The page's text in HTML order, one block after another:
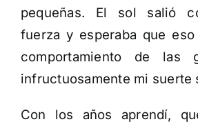
pequeñas. El sol salió
fuerza y esperaba que
comportamiento de las
infructuosamente mi suerte
Con los años aprendí,